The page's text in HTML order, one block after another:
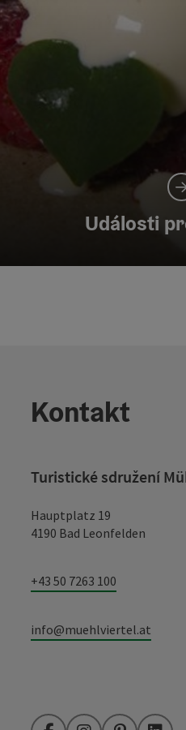
Události
Kontakt
Turistické sdružení
Hauptplatz 19
4190 Bad Leonfelden
+43 50 7263 100
info@muehlviertel.at